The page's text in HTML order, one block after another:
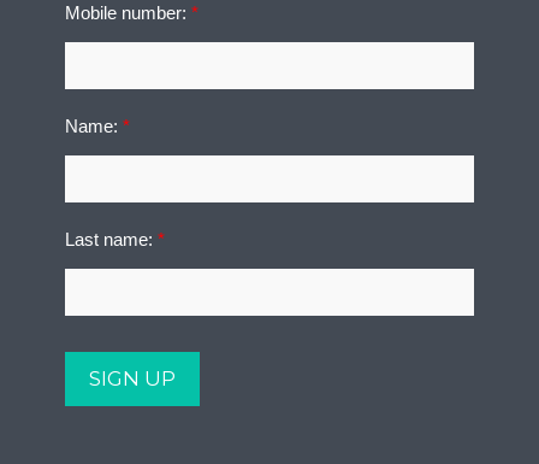
Mobile number:*
Name:*
Last name:*